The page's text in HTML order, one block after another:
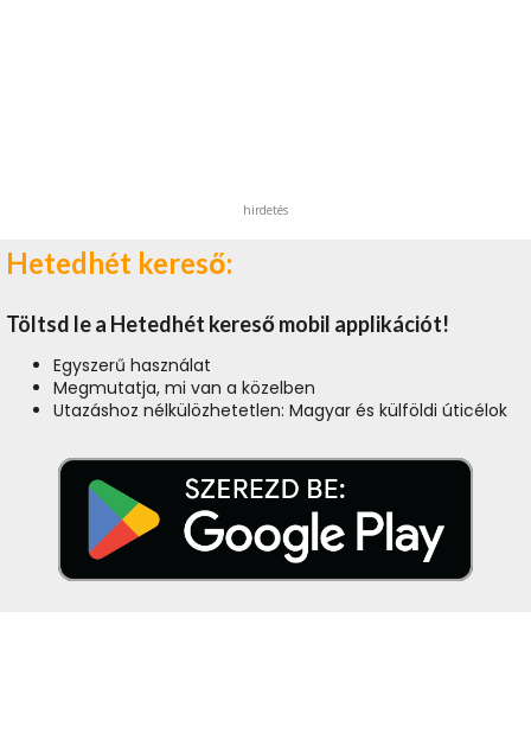
hirdetés
Hetedhét kereső:
Töltsd le a Hetedhét kereső mobil applikációt!
Egyszerű használat
Megmutatja, mi van a közelben
Utazáshoz nélkülözhetetlen: Magyar és külföldi úticélok